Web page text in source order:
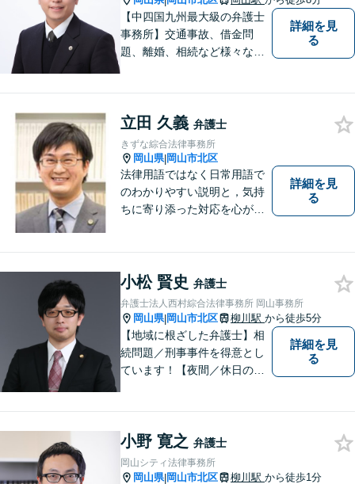
【専用駐車場あり】
【中四国九州最大級の弁護士
事務所】交通事故、借金問
題、離婚、相続など様々な問
い！
詳細を見
る
立田 久義 弁護士
きずな綜合法律事務所
岡山県|岡山市北区
法律用語ではなく日常用語で
のわかりやすい説明と，気持
ちに寄り添った対応を心がけ
詳細を見
る
小松 賢史 弁護士
弁護士法人西村綜合法律事務所 岡山事務所
岡山県|岡山市北区 柳川駅 から徒歩5分
【地域に根ざした弁護士】相
続問題／刑事事件を得意とし
ています！【夜間／休日の相
詳細を見
る
小野 寛之 弁護士
岡山シティ法律事務所
岡山県|岡山市北区 柳川駅 から徒歩1分